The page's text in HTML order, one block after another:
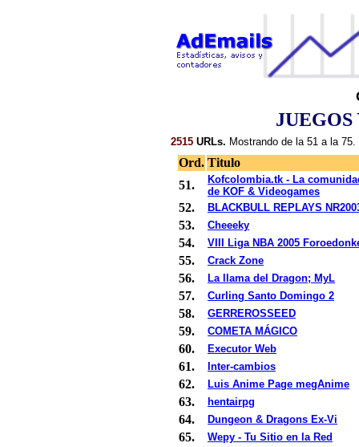
JUEGOS
2515 URLs. Mostrando de la 51 a la 75.
Ord. Titulo
51.
Kofcolombia.tk - La
de KOF & Videogames
52. BLACKBULL REPLAYS
53. Cheeeky
54. VIII Liga NBA 2005
55. Crack Zone
56. La llama del Dragon; MyL
57. Curling Santo Domingo 2
58. GERREROSSEED
59. COMETA MÁGICO
60. Executor Web
61. Inter-cambios
62. Luis Anime Page megAnime
63. hentairpg
64. Dungeon & Dragons Ex-Vi
65. Wepy - Tu Sitio en la Red